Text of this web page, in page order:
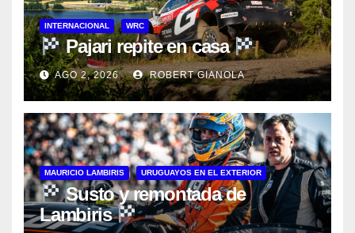
INTERNACIONAL WRC
Pajari repite en casa
AGO 2, 2026 ROBERT GIANOLA
MAURICIO LAMBIRIS URUGUAYOS EN EL EXTERIOR
Susto y remontada de
Lambiris